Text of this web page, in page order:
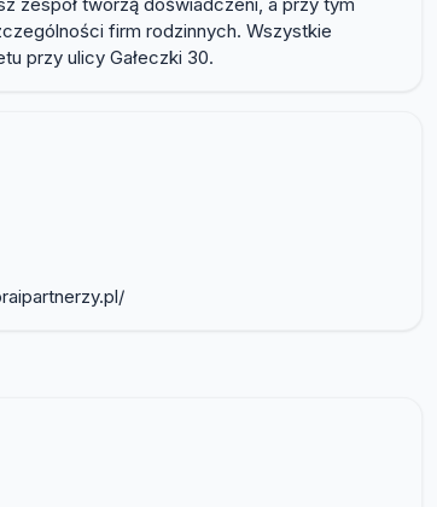
firm rodzinnych. Wszystkie
przy ulicy Gałeczki 30.